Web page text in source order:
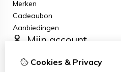
Merken
Cadeaubon
Aanbiedingen
Mijn account
Bestelhistorie
Cookies & Privacy